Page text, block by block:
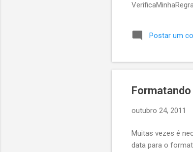
e a api retornar
mensagem
Postar um
outubro 24, 2011
Muitas vezes é
data para o